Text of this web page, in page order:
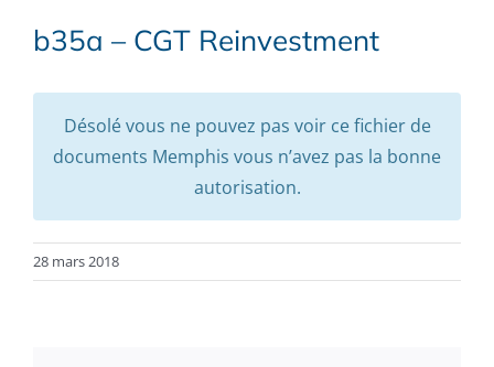
b35a – CGT Reinvestment
Désolé vous ne pouvez pas voir ce fichier de
documents Memphis vous n’avez pas la bonne
autorisation.
28 mars 2018